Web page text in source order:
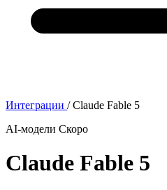
Интеграции / Claude Fable 5
AI-модели Скоро
Claude Fable 5